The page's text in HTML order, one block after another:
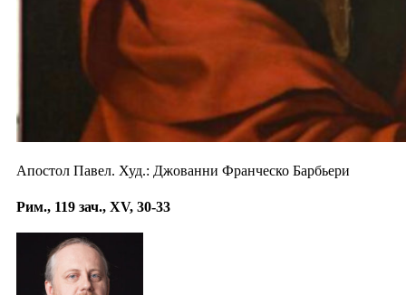
Апостол Павел. Худ.: Джованни Франческо Барбьери
Рим., 119 зач., XV, 30-33